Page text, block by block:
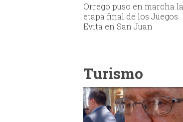
Orrego puso en marcha la
etapa final de los Juegos
Evita en San Juan
Turismo